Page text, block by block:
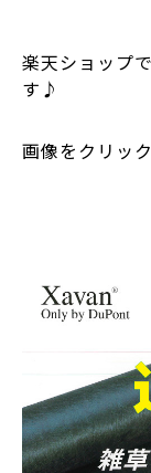
楽天ショップ
す♪
画像をクリッ